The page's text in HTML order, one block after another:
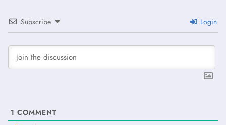
Subscribe Login
1 COMMENT